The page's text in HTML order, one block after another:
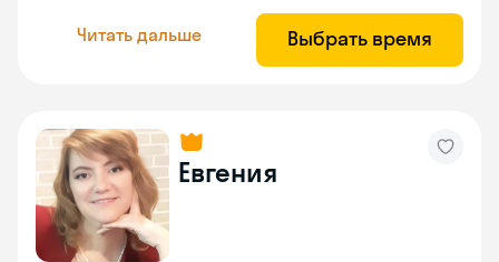
Читать дальше Выбрать время
Евгения